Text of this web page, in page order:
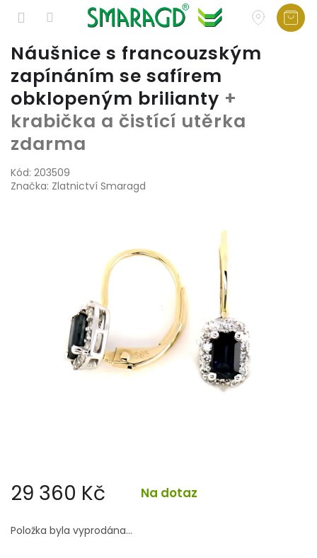
Přejít
obsah
Náušnice s francouzským
zapínáním se safírem
obklopeným brilianty +
krabička a čistící utěrka
zdarma
Kód: 203509
Značka: Zlatnictví Smaragd
29 360 Kč Na dotaz
cena:
Položka byla vyprodána…